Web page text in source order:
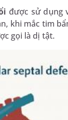
được sử dụng
khi mắc tim
gọi là dị tật.